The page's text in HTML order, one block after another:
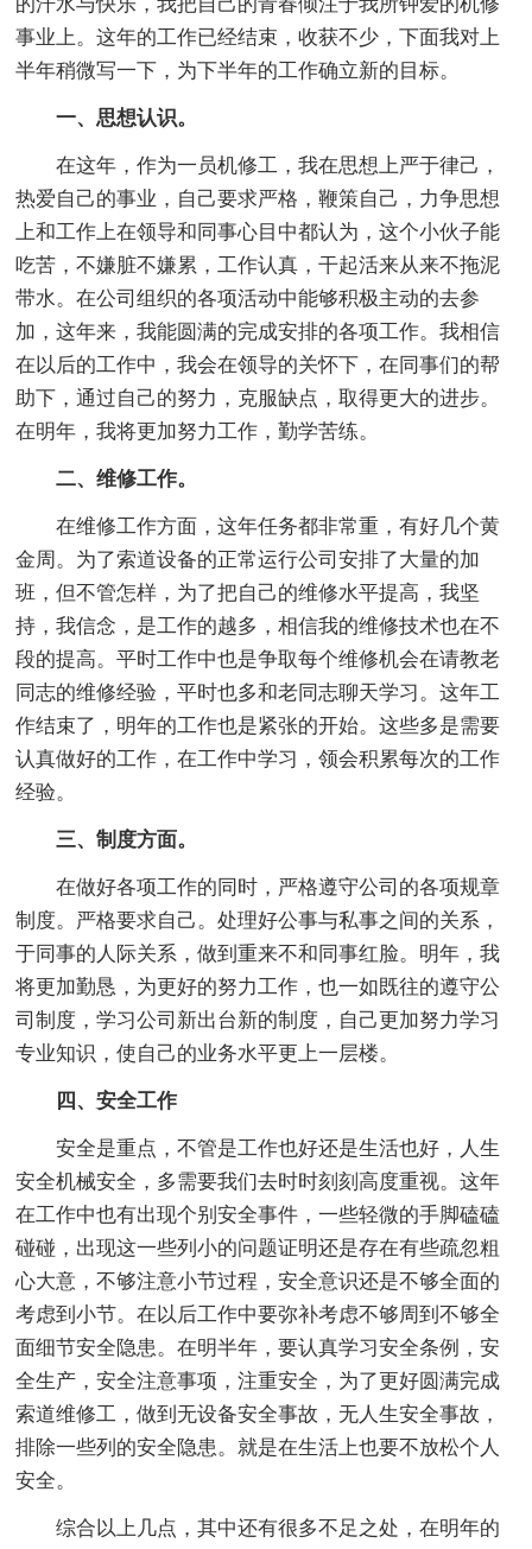
事业上。这年的工作已经结束，收获不少，下面我对上
半年稍微写一下，为下半年的工作确立新的目标。
一、思想认识。
在这年，作为一员机修工，我在思想上严于律己，
热爱自己的事业，自己要求严格，鞭策自己，力争思想
上和工作上在领导和同事心目中都认为，这个小伙子能
吃苦，不嫌脏不嫌累，工作认真，干起活来从来不拖泥
带水。在公司组织的各项活动中能够积极主动的去参
加，这年来，我能圆满的完成安排的各项工作。我相信
在以后的工作中，我会在领导的关怀下，在同事们的帮
助下，通过自己的努力，克服缺点，取得更大的进步。
在明年，我将更加努力工作，勤学苦练。
二、维修工作。
在维修工作方面，这年任务都非常重，有好几个黄
金周。为了索道设备的正常运行公司安排了大量的加
班，但不管怎样，为了把自己的维修水平提高，我坚
持，我信念，是工作的越多，相信我的维修技术也在不
段的提高。平时工作中也是争取每个维修机会在请教老
同志的维修经验，平时也多和老同志聊天学习。这年工
作结束了，明年的工作也是紧张的开始。这些多是需要
认真做好的工作，在工作中学习，领会积累每次的工作
经验。
三、制度方面。
在做好各项工作的同时，严格遵守公司的各项规章
制度。严格要求自己。处理好公事与私事之间的关系，
于同事的人际关系，做到重来不和同事红脸。明年，我
将更加勤恳，为更好的努力工作，也一如既往的遵守公
司制度，学习公司新出台新的制度，自己更加努力学习
专业知识，使自己的业务水平更上一层楼。
四、安全工作
安全是重点，不管是工作也好还是生活也好，人生
安全机械安全，多需要我们去时时刻刻高度重视。这年
在工作中也有出现个别安全事件，一些轻微的手脚磕磕
碰碰，出现这一些列小的问题证明还是存在有些疏忽粗
心大意，不够注意小节过程，安全意识还是不够全面的
考虑到小节。在以后工作中要弥补考虑不够周到不够全
面细节安全隐患。在明半年，要认真学习安全条例，安
全生产，安全注意事项，注重安全，为了更好圆满完成
索道维修工，做到无设备安全事故，无人生安全事故，
排除一些列的安全隐患。就是在生活上也要不放松个人
安全。
综合以上几点，其中还有很多不足之处，在明年的